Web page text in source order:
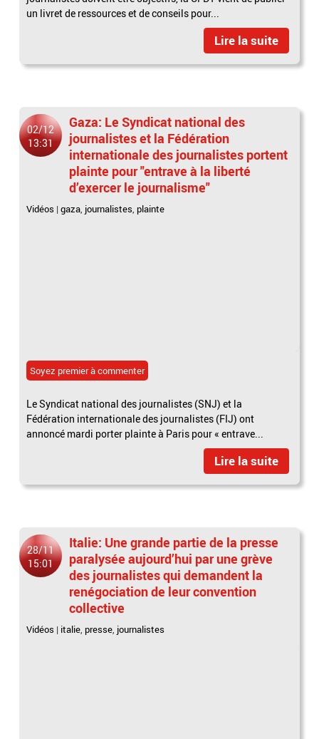
un livret de ressources et de conseils pour...
Lire la suite
02/12
13:31
Gaza: Le Syndicat national des
journalistes et la Fédération
internationale des journalistes portent
plainte pour "entrave à la liberté
d’exercer le journalisme"
Vidéos |gaza, journalistes, plainte
Soyez premier à commenter
Le Syndicat national des journalistes (SNJ) et la
Fédération internationale des journalistes (FIJ) ont
annoncé mardi porter plainte à Paris pour « entrave...
Lire la suite
28/11
15:01
Italie: Une grande partie de la presse
paralysée aujourd’hui par une grève
des journalistes qui demandent la
renégociation de leur convention
collective
Vidéos | italie, presse, journalistes